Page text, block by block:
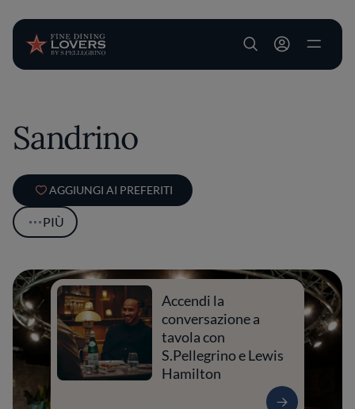
User account
Sandrino
AGGIUNGI AI PREFERITI
PIÙ
Accendi la
conversazione a
tavola con
S.Pellegrino e Lewis
Hamilton